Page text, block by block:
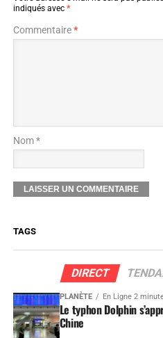
indiqués avec *
Commentaire*
Nom *
TAGS
DIRECT
PLANÈTE En Ligne 2
Le typhon Dolphin
Chine